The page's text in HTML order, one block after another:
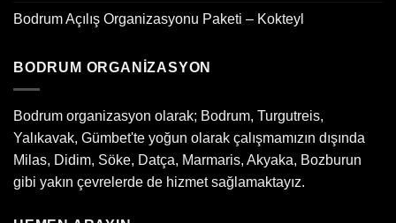
Bodrum Açılış Organizasyonu Paketi – Kokteyl
BODRUM ORGANIZASYON
Bodrum organizasyon olarak; Bodrum, Turgutreis,
Yalıkavak, Gümbet'te yoğun olarak çalışmamızın dışında
Milas, Didim, Söke, Datça, Marmaris, Akyaka, Bozburun
gibi yakın çevrelerde de hizmet sağlamaktayız.